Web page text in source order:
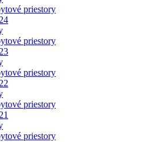
priestory
priestory
priestory
priestory
priestory